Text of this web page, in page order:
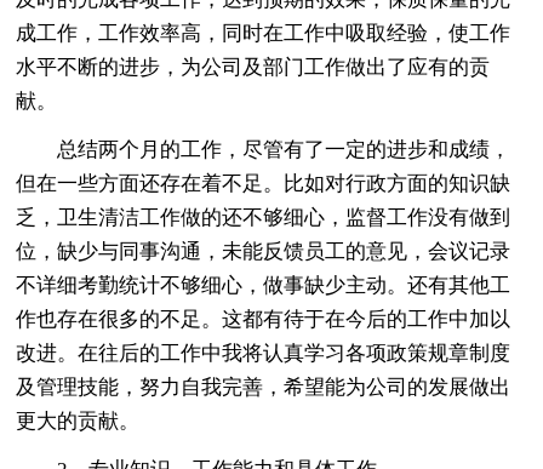
成工作，工作效率高，同时在工作中吸取经验，使工作
水平不断的进步，为公司及部门工作做出了应有的贡
献。
总结两个月的工作，尽管有了一定的进步和成绩，
但在一些方面还存在着不足。比如对行政方面的知识缺
乏，卫生清洁工作做的还不够细心，监督工作没有做到
位，缺少与同事沟通，未能反馈员工的意见，会议记录
不详细考勤统计不够细心，做事缺少主动。还有其他工
作也存在很多的不足。这都有待于在今后的工作中加以
改进。在往后的工作中我将认真学习各项政策规章制度
及管理技能，努力自我完善，希望能为公司的发展做出
更大的贡献。